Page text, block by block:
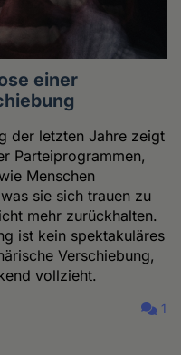
einer
der letzten Jahre zeigt
Parteiprogrammen,
Menschen
sie sich trauen zu
mehr zurückhalten.
ist kein spektakuläres
Verschiebung,
vollzieht.
1